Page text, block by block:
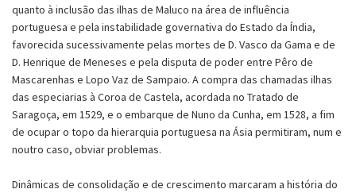
quanto à inclusão das ilhas de Maluco na área de influência
portuguesa e pela instabilidade governativa do Estado da Índia,
favorecida sucessivamente pelas mortes de D. Vasco da Gama e de
D. Henrique de Meneses e pela disputa de poder entre Pêro de
Mascarenhas e Lopo Vaz de Sampaio. A compra das chamadas ilhas
das especiarias à Coroa de Castela, acordada no Tratado de
Saragoça, em 1529, e o embarque de Nuno da Cunha, em 1528, a fim
de ocupar o topo da hierarquia portuguesa na Ásia permitiram, num e
noutro caso, obviar problemas.
Dinâmicas de consolidação e de crescimento marcaram a história do